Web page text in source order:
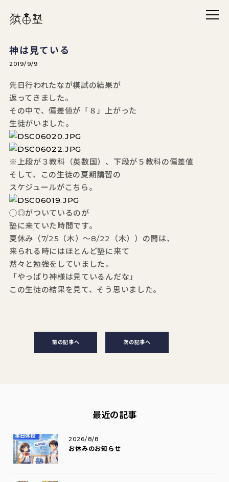
メニ
猿田塾
神は見ている
2019/9/9
先日行われたなが模試の結果が
返ってきました。
その中で、偏差値が「８」上がった
生徒がいました。
※上段が３教科（英数国）、下段が５教科の偏差値
そして、この生徒の夏期講習の
スケジュールがこちら。
◯◎がついているのが
塾に来ていた時間です。
夏休み（7/25（木）～8/22（木））の間は、
来られる時にはほとんど塾に来て
黙々と勉強をしていました。
「やっぱり神様は見ているんだな」
この生徒の結果を見て、そう思いました。
前の記事へ 次の記事へ
最近の記事
お休みのお知らせ
2026/8/8